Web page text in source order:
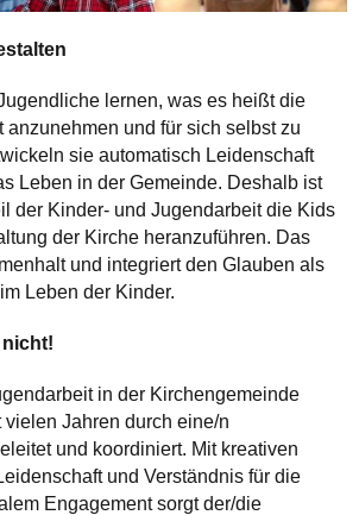
lernen, was es heißt die
anzunehmen und für sich selbst zu
sie automatisch Leidenschaft
Leben in der Gemeinde. Deshalb ist
der Kinder- und Jugendarbeit die Kids
der Kirche heranzuführen. Das
und integriert den Glauben als
Leben der Kinder.
nicht!
in der Kirchengemeinde
vielen Jahren durch eine/n
und koordiniert. Mit kreativen
und Verständnis für die
Engagement sorgt der/die